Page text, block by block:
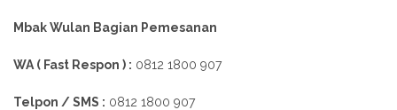
Mbak Wulan Bagian Pemesanan
WA ( Fast Respon ) : 0812 1800 907
Telpon / SMS : 0812 1800 907